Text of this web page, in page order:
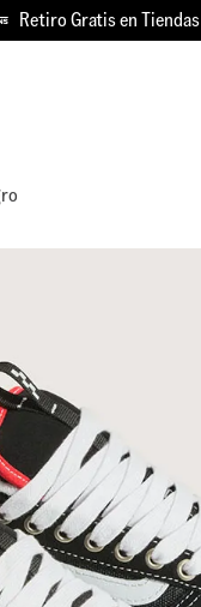
Gratis en Tiendas
3.
sk8-hi
7.
8 .
vans knu
9
vans hylane
10. loafers